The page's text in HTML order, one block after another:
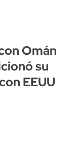
Omán
su
EEUU